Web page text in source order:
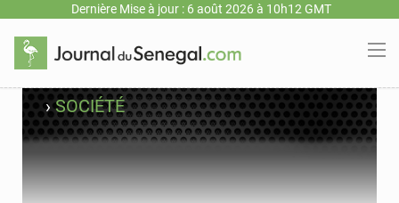
Dernière Mise à jour : 6 août 2026 à 10h12 GMT
›SOCIÉTÉ